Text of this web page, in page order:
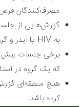
مصرف‌کنندگان
گزارش‌هایی از
به HIV یا ایدز و گروه‌های حرفه‌ای مختلف نیز دریافت شد
که یک گروه در
هیچ منطقه‌ای
کرده باشد